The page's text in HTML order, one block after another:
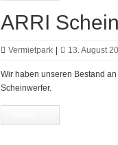
ARRI
Vermietpark 13. August
Wir haben unseren Bestand
Scheinwerfer.